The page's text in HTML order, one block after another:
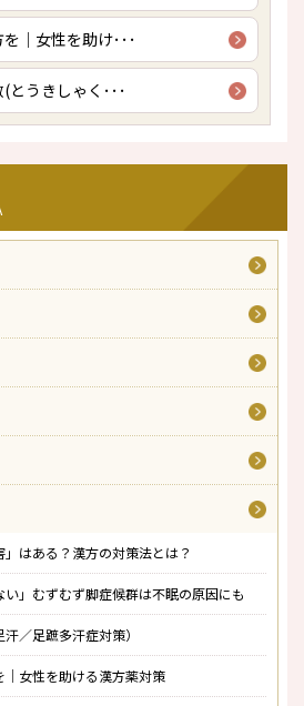
｜女性を助け･･･
とうきしゃく･･･
はある？漢方の対策法とは？
い」むずむず脚症候群は不眠の原因にも
／足蹠多汗症対策）
｜女性を助ける漢方薬対策